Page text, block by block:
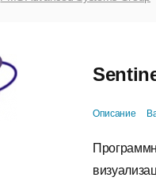
Описание